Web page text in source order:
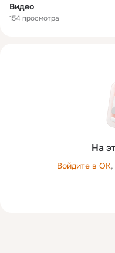
Видео
154 просмотра
На
Войдите в ОК